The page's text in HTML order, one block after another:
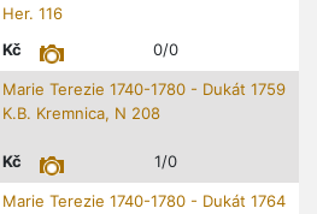
Her. 116
Kč 0/0
Marie Terezie 1740-1780 - Dukát 1759
K.B. Kremnica, N 208
Kč 1/0
Marie Terezie 1740-1780 - Dukát 1764